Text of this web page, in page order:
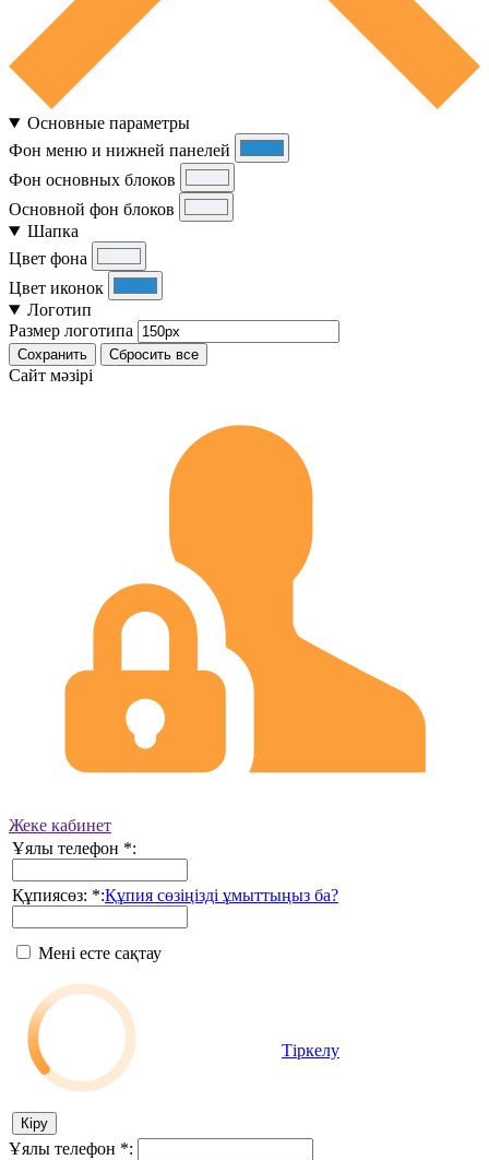
Основные параметры
Фон меню и нижней панелей
Фон основных блоков
Основной фон блоков
Шапка
Цвет фона
Цвет иконок
Логотип
Размер логотипа
Сохранить Сбросить все
Cайт мәзірі
Жеке кабинет
Ұялы телефон *:
Құпиясөз: *:Құпия сөзіңізді ұмыттыңыз ба?
Мені есте сақтау
Тіркелу
Ұялы телефон *: